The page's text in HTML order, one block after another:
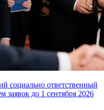
социально ответственный
заявок до 1 сентября 2026